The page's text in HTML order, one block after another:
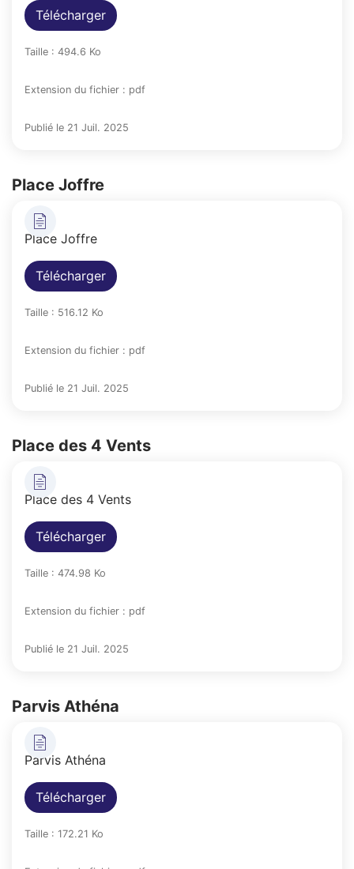
Télécharger
Taille : 494.6 Ko
Extension du fichier : pdf
Publié le 21 Juil. 2025
Place Joffre
Place Joffre
Télécharger
Taille : 516.12 Ko
Extension du fichier : pdf
Publié le 21 Juil. 2025
Place des 4 Vents
Place des 4 Vents
Télécharger
Taille : 474.98 Ko
Extension du fichier : pdf
Publié le 21 Juil. 2025
Parvis Athéna
Parvis Athéna
Télécharger
Taille : 172.21 Ko